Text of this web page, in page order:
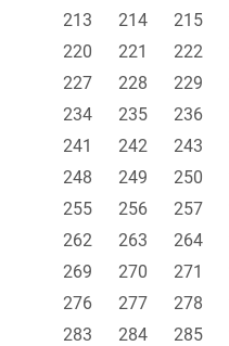
213
214 215
220
221 222
227
228 229
234
235 236
241
242 243
248
249 250
255
256 257
262
263 264
269
270 271
276
277 278
283
284 285